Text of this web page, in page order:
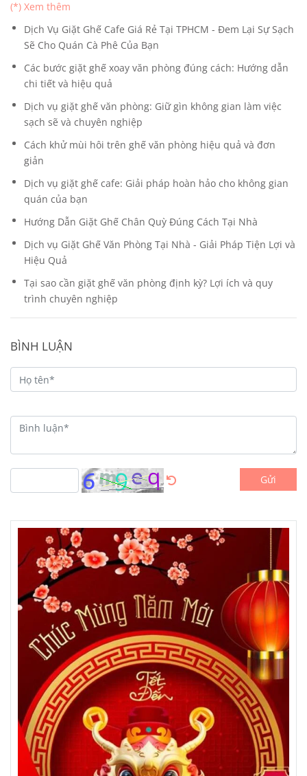
(*) Xem thêm
Dịch Vụ Giặt Ghế Cafe Giá Rẻ Tại TPHCM - Đem Lại Sự Sạch
Sẽ Cho Quán Cà Phê Của Bạn
Các bước giặt ghế xoay văn phòng đúng cách: Hướng dẫn
chi tiết và hiệu quả
Dịch vụ giặt ghế văn phòng: Giữ gìn không gian làm việc
sạch sẽ và chuyên nghiệp
Cách khử mùi hôi trên ghế văn phòng hiệu quả và đơn
giản
Dịch vụ giặt ghế cafe: Giải pháp hoàn hảo cho không gian
quán của bạn
Hướng Dẫn Giặt Ghế Chân Quỳ Đúng Cách Tại Nhà
Dịch vụ Giặt Ghế Văn Phòng Tại Nhà - Giải Pháp Tiện Lợi và
Hiệu Quả
Tại sao cần giặt ghế văn phòng định kỳ? Lợi ích và quy
trình chuyên nghiệp
BÌNH LUẬN
Gửi